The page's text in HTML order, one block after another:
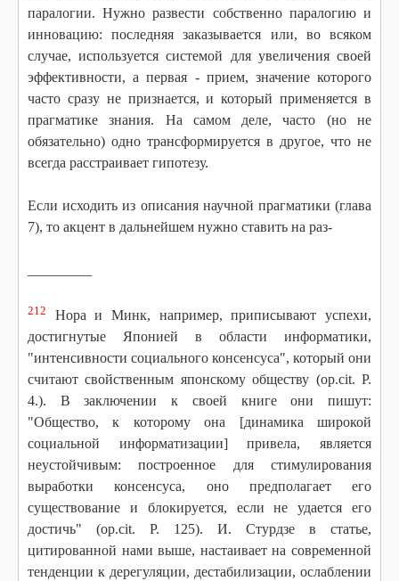
паралогии. Нужно развести собственно паралогию и
инновацию: последняя заказывается или, во всяком
случае, используется системой для увеличения своей
эффективности, а первая - прием, значение которого
часто сразу не признается, и который применяется в
прагматике знания. На самом деле, часто (но не
обязательно) одно трансформируется в другое, что не
всегда расстраивает гипотезу.
Если исходить из описания научной прагматики (глава
7), то акцент в дальнейшем нужно ставить на раз-
212
Нора и Минк, например, приписывают успехи,
достигнутые Японией в области информатики,
"интенсивности социального консенсуса", который они
считают свойственным японскому обществу (op.cit. P.
4.). В заключении к своей книге они пишут:
"Общество, к которому она [динамика широкой
социальной информатизации] привела, является
неустойчивым: построенное для стимулирования
выработки консенсуса, оно предполагает его
существование и
блокируется, если не удается его
достичь" (op.cit. Р. 125). И. Стурдзе в статье,
цитированной нами выше, настаивает на современной
тенденции к дерегуляции, дестабилизации, ослаблении